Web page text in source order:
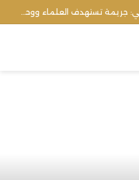
الأوقاف الفلسطينية تنفي صحة تعميم يمنع رفع الأذان عبر السماعات الخارجية للمساجد القريبة من المستوطنات